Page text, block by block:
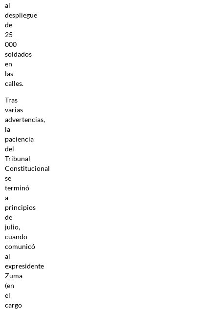
al
despliegue
de
25
000
soldados
en
las
calles.
Tras
varias
advertencias,
la
paciencia
del
Tribunal
Constitucional
se
terminó
a
principios
de
julio,
cuando
comunicó
al
expresidente
Zuma
(en
el
cargo